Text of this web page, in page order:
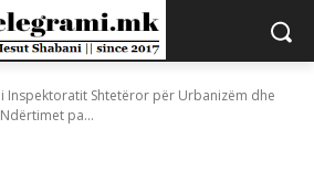
Inspektoratit Shtetëror për Urbanizëm dhe
pa...